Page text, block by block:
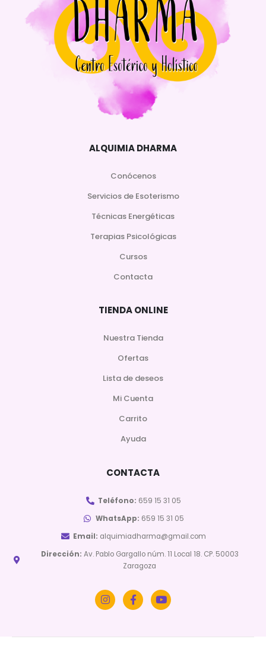
ALQUIMIA DHARMA
Conócenos
Servicios de Esoterismo
Técnicas Energéticas
Terapias Psicológicas
Cursos
Contacta
TIENDA ONLINE
Nuestra Tienda
Ofertas
Lista de deseos
Mi Cuenta
Carrito
Ayuda
CONTACTA
Teléfono: 659 15 31 05
WhatsApp: 659 15 31 05
Email: alquimiadharma@gmail.com
Dirección: Av. Pablo Gargallo núm. 11 Local 18. CP. 50003
Zaragoza